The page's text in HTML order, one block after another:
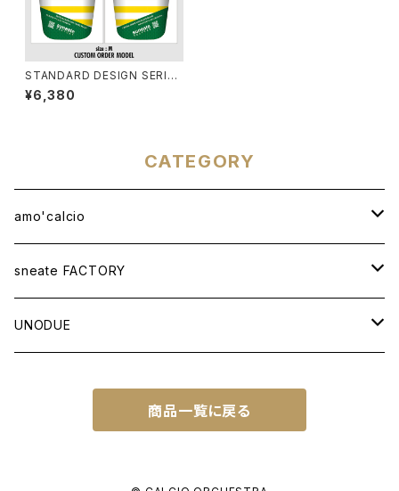
STANDARD DESIGN SERIES
[BORDER CANARY]
¥6,380
CATEGORY
amo'calcio
APPAREL
T-SHIRT
BAG
WOVEN TOTEBAG A4W
sneate FACTORY
ORIGINAL DESIGN
NATIONAL IDENTITY SERIES
UNODUE
FUTSAL BALL
SOCCER NOTE
商品一覧に戻る